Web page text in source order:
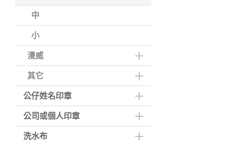
中
小
漫威
其它
公仔姓名印章
公司或個人印章
洗水布